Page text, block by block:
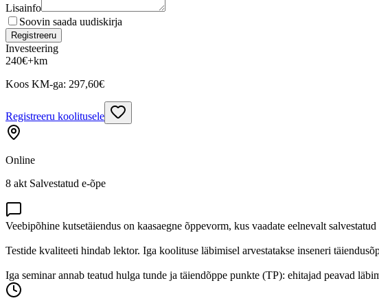
Lisainfo
Soovin saada uudiskirja
Registreeru
Investeering
240€+km
Koos KM-ga: 297,60€
Registreeru koolitusele
Online
8 akt Salvestatud e-õpe
Veebipõhine kutsetäiendus on kaasaegne õppevorm, kus vaadate eelnevalt
Testide kvaliteeti hindab lektor. Iga koolituse läbimisel arvestatakse inseneri
Iga seminar annab teatud hulga tunde ja täiendõppe punkte (TP): ehitajad peavad